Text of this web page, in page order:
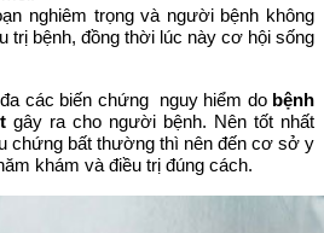
nghiêm trọng và người bệnh không
trị bệnh, đồng thời lúc này cơ hội sống
các biến chứng nguy hiểm do bệnh
gây ra cho người bệnh. Nên tốt nhất
chứng bất thường thì nên đến cơ sở y
khám và điều trị đúng cách.